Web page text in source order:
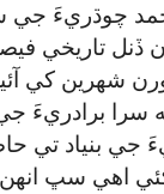
چوڌريءَ جي
ڏنل تاريخي
شهرين کي
سرا برادريءَ
جي بنياد تي
اهي سڀ